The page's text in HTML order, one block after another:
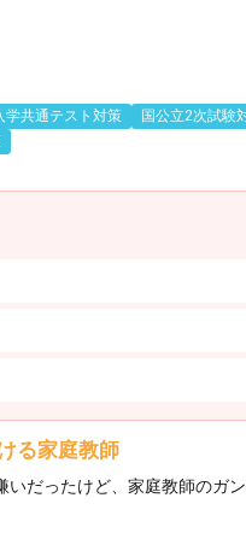
学共通テスト対策
国公立2次試験
る家庭教師
だったけど、家庭教師のガ